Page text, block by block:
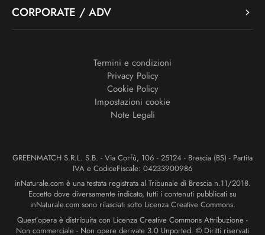
CORPORATE / ADV
Termini e condizioni
Privacy Policy
Cookie Policy
Impostazioni cookie
Note Legali
GREENMATCH S.R.L. S.B. - Via Corfù, 106 - 25124 - Brescia (BS) - Partita
IVA e CodiceFiscale: 04233900986
inNaturale.com è una testata registrata al Tribunale di Brescia n.11/2018.
Eccetto dove diversamente indicato, tutti i contenuti pubblicati su
inNaturale.com sono rilasciati sotto Licenza Creative Commons.
Quest’opera è distribuita con Licenza Creative Commons Attribuzione -
Non commerciale - Non opere derivate 3.0 Unported. © Diritti riservati